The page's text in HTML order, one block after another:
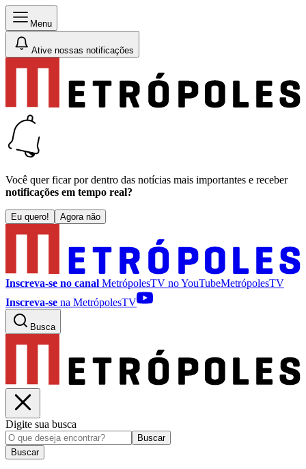
Menu
Ative nossas notificações
Você quer ficar por dentro das notícias mais importantes e receber
notificações em tempo real?
Eu quero! Agora não
Inscreva-se no canal MetrópolesTV noYouTubeMetrópolesTV
Inscreva-se na MetrópolesTV
Busca
Digite sua busca
Buscar
Buscar